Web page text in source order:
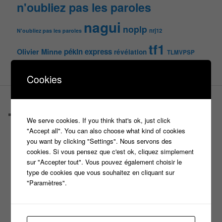
n'oubliez pas les paroles
N'oubliez pas les paroles nagui noplp nrj12
Olivier Minne pékin express révélation tf1 TLMVPSP
C’est quoi un casteur ?
C’est quoi un directeur de casting ?
Harry
Motus
Slam
C’est quoi un casting ?
Tous les castings
N’oubliez Pas Les Paroles
Cookies
We serve cookies. If you think that's ok, just click
"Accept all". You can also choose what kind of cookies
you want by clicking "Settings". Nous servons des
cookies. Si vous pensez que c'est ok, cliquez simplement
sur "Accepter tout". Vous pouvez également choisir le
type de cookies que vous souhaitez en cliquant sur
"Paramètres".